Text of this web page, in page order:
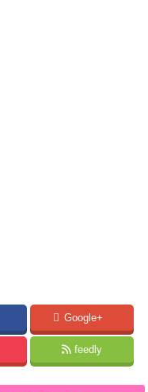
Google+
feedly